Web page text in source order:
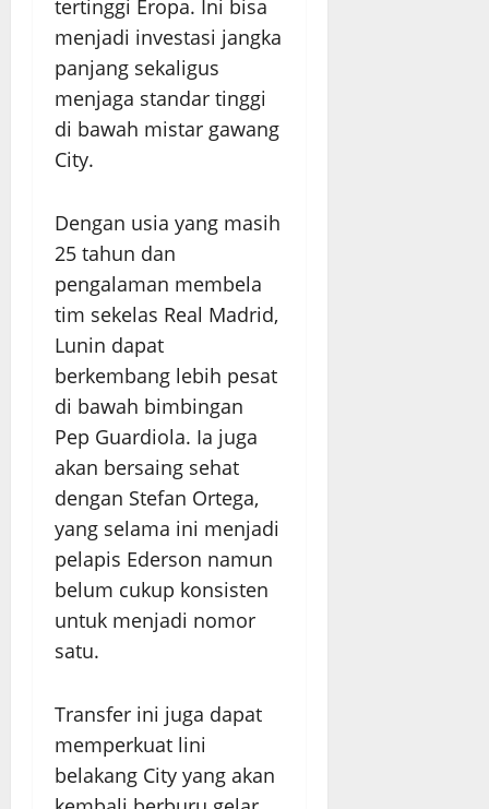
tertinggi Eropa. Ini bisa
menjadi investasi jangka
panjang sekaligus
menjaga standar tinggi
di bawah mistar gawang
City.
Dengan usia yang masih
25 tahun dan
pengalaman membela
tim sekelas Real Madrid,
Lunin dapat
berkembang lebih pesat
di bawah bimbingan
Pep Guardiola. Ia juga
akan bersaing sehat
dengan Stefan Ortega,
yang selama ini menjadi
pelapis Ederson namun
belum cukup konsisten
untuk menjadi nomor
satu.
Transfer ini juga dapat
memperkuat lini
belakang City yang akan